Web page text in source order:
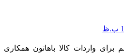
برای واردات کالا باهاتون همکاری